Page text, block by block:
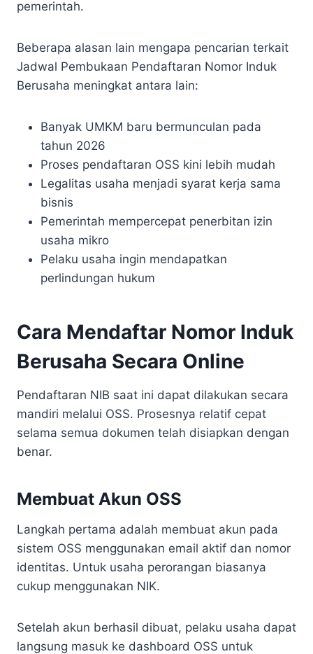
pemerintah.
Beberapa alasan lain mengapa pencarian terkait
Jadwal Pembukaan Pendaftaran Nomor Induk
Berusaha meningkat antara lain:
Banyak UMKM baru bermunculan pada
tahun 2026
Proses pendaftaran OSS kini lebih mudah
Legalitas usaha menjadi syarat kerja sama
bisnis
Pemerintah mempercepat penerbitan izin
usaha mikro
Pelaku usaha ingin mendapatkan
perlindungan hukum
Cara Mendaftar Nomor Induk
Berusaha Secara Online
Pendaftaran NIB saat ini dapat dilakukan secara
mandiri melalui OSS. Prosesnya relatif cepat
selama semua dokumen telah disiapkan dengan
benar.
Membuat Akun OSS
Langkah pertama adalah membuat akun pada
sistem OSS menggunakan email aktif dan nomor
identitas. Untuk usaha perorangan biasanya
cukup menggunakan NIK.
Setelah akun berhasil dibuat, pelaku usaha dapat
langsung masuk ke dashboard OSS untuk